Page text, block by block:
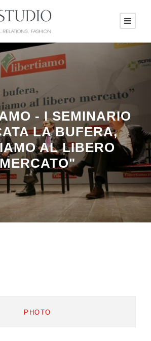
- I SEMINARIO
LA BUFERA,
AL LIBERO
MERCATO"
PHOTO